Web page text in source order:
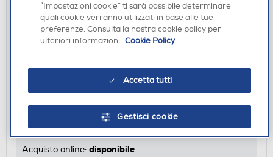
SONY COMPUTER - Base verticale PS5
Acquisto online: disponibile
“Impostazioni cookie” ti sarà possibile determinare
quali cookie verranno utilizzati in base alle tue
preferenze. Consulta la nostra cookie policy per
ulteriori informazioni. Cookie Policy
Accetta tutti
Gestisci cookie